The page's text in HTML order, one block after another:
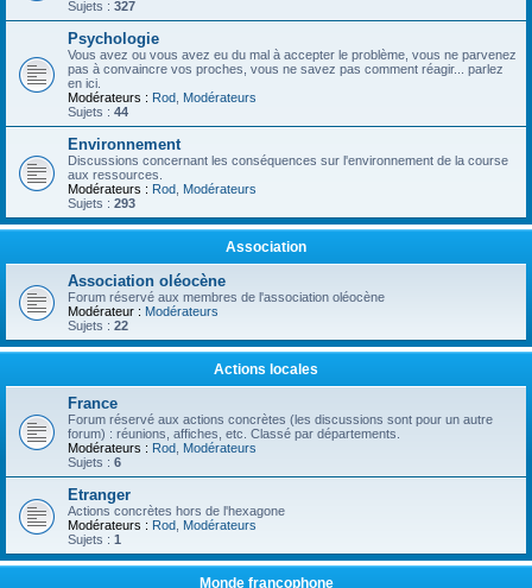
Sujets : 327
Psychologie
Vous avez ou vous avez eu du mal à accepter le problème, vous ne parvenez
pas à convaincre vos proches, vous ne savez pas comment réagir... parlez
en ici.
Modérateurs : Rod Modérateurs
Sujets : 44
Environnement
Discussions concernant les conséquences sur l'environnement de la course
aux ressources.
Modérateurs : Rod Modérateurs
Sujets : 293
Association
Association oléocène
Forum réservé aux membres de l'association oléocène
Modérateur : Modérateurs
Sujets : 22
Actions locales
France
Forum réservé aux actions concrètes (les discussions sont pour un autre
forum) : réunions, affiches, etc. Classé par départements.
Modérateurs : Rod Modérateurs
Sujets : 6
Etranger
Actions concrètes hors de l'hexagone
Modérateurs : Rod Modérateurs
Sujets : 1
Monde francophone